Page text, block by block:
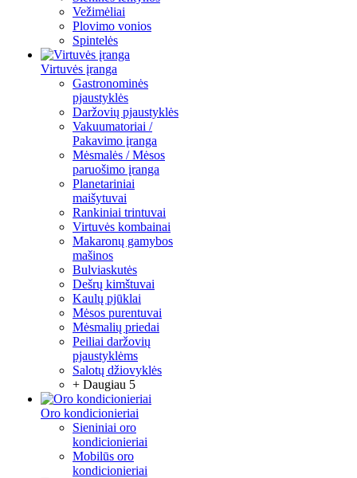
Vežimėliai
Plovimo vonios
Spintelės
Virtuvės įranga
Gastronominės
pjaustyklės
Daržovių pjaustyklės
Vakuumatoriai /
Pakavimo įranga
Mėsmalės / Mėsos
paruošimo įranga
Planetariniai
maišytuvai
Rankiniai trintuvai
Virtuvės kombainai
Makaronų gamybos
mašinos
Bulviaskutės
Dešrų kimštuvai
Kaulų pjūklai
Mėsos purentuvai
Mėsmalių priedai
Peiliai daržovių
pjaustyklėms
Salotų džiovyklės
+ Daugiau 5
Oro kondicionieriai
Sieniniai oro
kondicionieriai
Mobilūs oro
kondicionieriai